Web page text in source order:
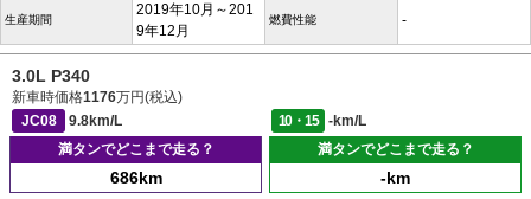
生産期間
2019年10月～201
9年12月
燃費性能 -
3.0L P340
新車時価格1176万円(税込)
JC08
9.8km/L 10・15
-km/L
満タンでどこまで走る？
686km
満タンでどこまで走る？
-km